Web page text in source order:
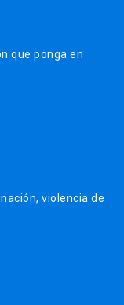
que ponga en
violencia de